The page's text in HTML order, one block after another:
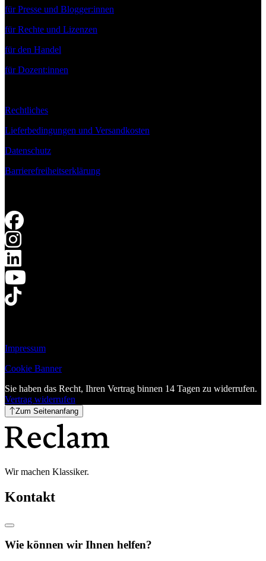
für Presse und Blogger:innen
für Rechte und Lizenzen
für den Handel
für Dozent:innen
Rechtliches
Lieferbedingungen und Versandkosten
Datenschutz
Barrierefreiheitserklärung
Impressum
Cookie Banner
Sie haben das Recht, Ihren Vertrag binnen 14 Tagen zu widerrufen.
Vertrag widerrufen
Zum Seitenanfang
Wir machen Klassiker.
Kontakt
Wie können wir Ihnen helfen?